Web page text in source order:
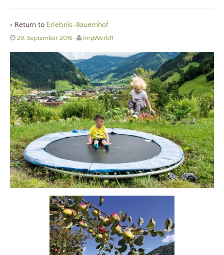
‹ Return to Erlebnis-Bauernhof
29. September 2016 ImpWerb11